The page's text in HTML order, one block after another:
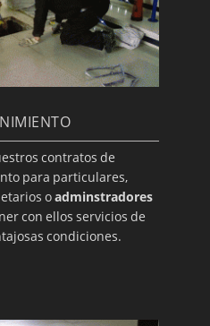
contratos de
para particulares,
oadminstradores
con ellos servicios de
condiciones.